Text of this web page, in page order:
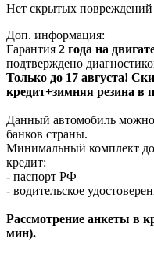
Нет скрытых повреждений
Доп. информация:
Гарантия 2 года на
подтверждено
Только до 17 августа!
кредит+зимняя резина в
Данный автомобиль
банков страны.
Минимальный комплект
кредит:
- паспорт РФ
- водительское
Рассмотрение анкеты в
мин).